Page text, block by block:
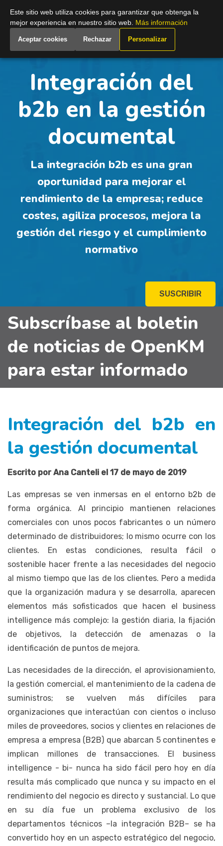
Spain
Integración del
b2b en la gestión
documental
La integración b2b es una gran
oportunidad para mejorar el
rendimiento de la empresa; reduce
costes, agiliza procesos, mejora la
gestión del riesgo y el cumplimiento
normativo
SUSCRIBIR
Subscríbase al boletin
de noticias de OpenKM
para estar informado
Integración del b2b en
la gestión documental
Escrito por Ana Canteli el 17 de mayo de 2019
Las empresas se ven inmersas en el entorno b2b de
forma orgánica. Al principio mantienen relaciones
comerciales con unos pocos fabricantes o un número
determinado de distribuidores; lo mismo ocurre con los
clientes. En estas condiciones, resulta fácil o
sostenible hacer frente a las necesidades del negocio
al mismo tiempo que las de los clientes. Pero a medida
que la organización madura y se desarrolla, aparecen
elementos más sofisticados que hacen el business
intelligence más complejo: la gestión diaria, la fijación
de objetivos, la detección de amenazas o la
identificación de puntos de mejora.
Las necesidades de la dirección, el aprovisionamiento,
la gestión comercial, el mantenimiento de la cadena de
suministros; se vuelven más difíciles para
organizaciones que interactúan con cientos o incluso
miles de proveedores, socios y clientes en relaciones de
empresa a empresa (B2B) que abarcan 5 continentes e
implican millones de transacciones. El business
intelligence - bi- nunca ha sido fácil pero hoy en día
resulta más complicado que nunca y su impacto en el
rendimiento del negocio es directo y sustancial. Lo que
en su día fue un problema exclusivo de los
departamentos técnicos –la integración B2B– se ha
convertido hoy en un aspecto estratégico del negocio,
Este sitio web utiliza cookies para garantizar que obtenga la
mejor experiencia en nuestro sitio web. Más información
Aceptar cookies Rechazar Personalizar